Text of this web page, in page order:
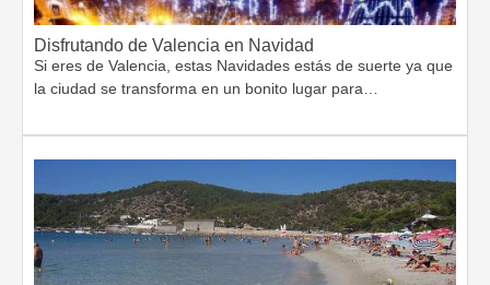
Disfrutando de Valencia en Navidad
Si eres de Valencia, estas Navidades estás de suerte ya que
la ciudad se transforma en un bonito lugar para…